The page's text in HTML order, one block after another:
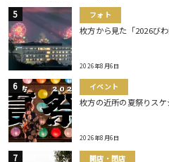
フォト
枚方から見た「2026びわ
2026年8月6日
イベント
枚方の近所の夏祭りスケ
2026年8月6日
開店・閉店